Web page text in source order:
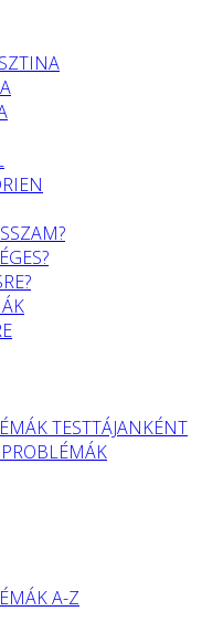
TESTTÁJANKÉNT
A-Z